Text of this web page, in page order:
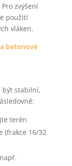
zvýšení
použití
vláken.
betonové
být stabilní,
terén
(frakce 16/32